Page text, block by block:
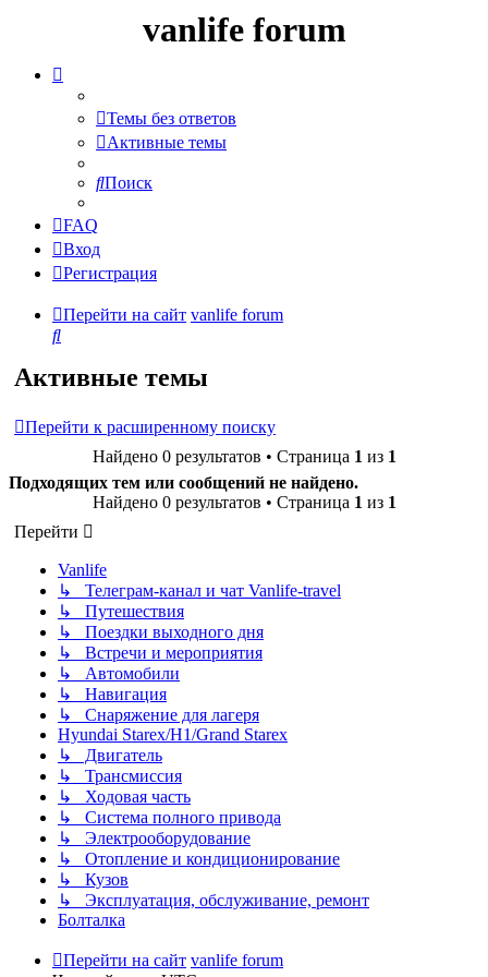
vanlife forum
Темы без ответов
Активные темы
Поиск
FAQ
Вход
Регистрация
Перейти на сайт vanlife forum
Поиск
Активные темы
Перейти к расширенному поиску
Найдено 0 результатов • Страница 1 из 1
Подходящих тем или сообщений не найдено.
Найдено 0 результатов • Страница 1 из 1
Перейти
Vanlife
↳ Телеграм-канал и чат Vanlife-travel
↳ Путешествия
↳ Поездки выходного дня
↳ Встречи и мероприятия
↳ Автомобили
↳ Навигация
↳ Снаряжение для лагеря
Hyundai Starex/H1/Grand Starex
↳ Двигатель
↳ Трансмиссия
↳ Ходовая часть
↳ Система полного привода
↳ Электрооборудование
↳ Отопление и кондиционирование
↳ Кузов
↳ Эксплуатация, обслуживание, ремонт
Болталка
Перейти на сайт vanlife forum